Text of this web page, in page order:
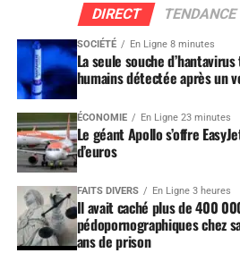
DIRECT TENDANCE
SOCIÉTÉ En Ligne 8 minutes
La seule souche
humains détectée après un
ÉCONOMIE En Ligne 23 minutes
Le géant Apollo s’offre
d’euros
FAITS DIVERS En Ligne 3 heures
Il avait caché plus de 400
pédopornographiques chez
ans de prison